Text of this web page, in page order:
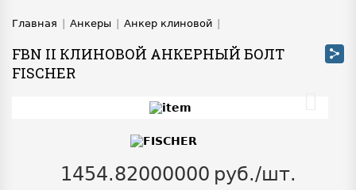
Главная Анкеры Анкер клиновой
FBN II КЛИНОВОЙ АНКЕРНЫЙ БОЛТ
FISCHER
1454.82000000 руб./шт.